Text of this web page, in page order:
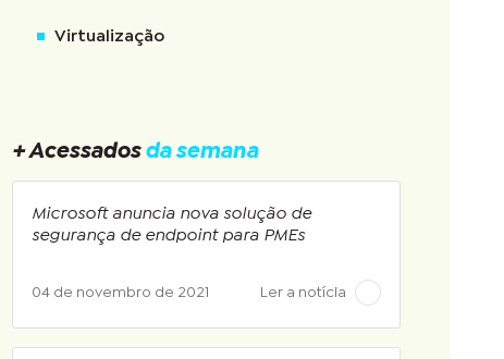
Virtualização
+ Acessados da semana
Microsoft anuncia nova solução de
segurança de endpoint para PMEs
04 de novembro de 2021 Ler a notícia